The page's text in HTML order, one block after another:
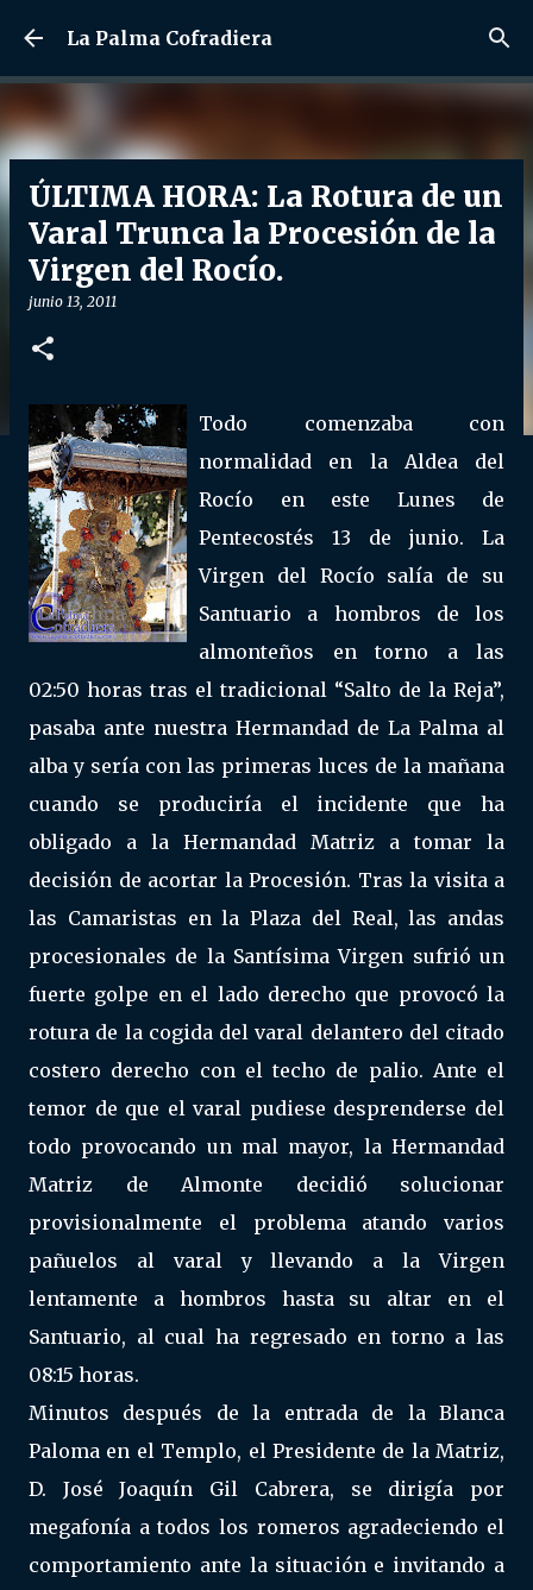
Ir al contenido principal
La Palma Cofradiera
ÚLTIMA HORA: La Rotura de un
Varal Trunca la Procesión de la
Virgen del Rocío.
junio 13, 2011
Todo comenzaba con
normalidad en la Aldea del
Rocío en este Lunes de
Pentecostés 13 de junio. La
Virgen del Rocío salía de su
Santuario a hombros de los
almonteños en torno a las
02:50 horas tras el tradicional “Salto de la Reja”,
pasaba ante nuestra Hermandad de La Palma al
alba y sería con las primeras luces de la mañana
cuando se produciría el incidente que ha
obligado a la Hermandad Matriz a tomar la
decisión de acortar la Procesión. Tras la visita a
las Camaristas en la Plaza del Real, las andas
procesionales de la Santísima Virgen sufrió un
fuerte golpe en el lado derecho que provocó la
rotura de la cogida del varal delantero del citado
costero derecho con el techo de palio. Ante el
temor de que el varal pudiese desprenderse del
todo provocando un mal mayor, la Hermandad
Matriz de Almonte decidió solucionar
provisionalmente el problema atando varios
pañuelos al varal y llevando a la Virgen
lentamente a hombros hasta su altar en el
Santuario, al cual ha regresado en torno a las
08:15 horas.
Minutos después de la entrada de la Blanca
Paloma en el Templo, el Presidente de la Matriz,
D. José Joaquín Gil Cabrera, se dirigía por
megafonía a todos los romeros agradeciendo el
comportamiento ante la situación e invitando a